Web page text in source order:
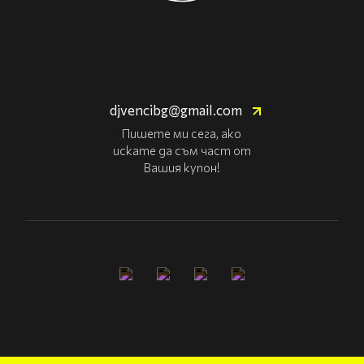
djvencibg@gmail.com
Пишете ми сега, ако
искате да съм част от
Вашия купон!